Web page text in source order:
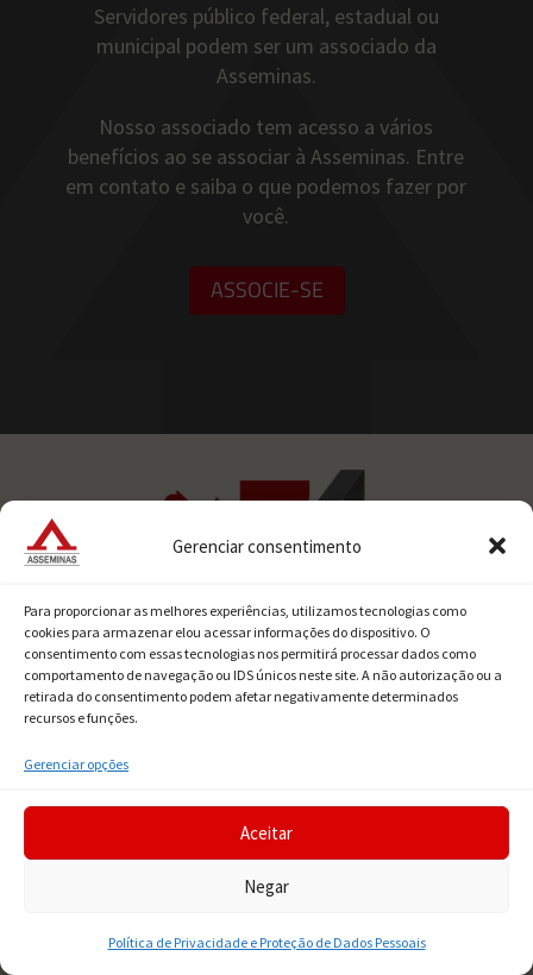
Gerenciar consentimento
Para proporcionar as melhores experiências, utilizamos tecnologias como
cookies para armazenar elou acessar informações do dispositivo. O
consentimento com essas tecnologias nos permitirá processar dados como
comportamento de navegação ou IDS únicos neste site. A não autorização ou a
retirada do consentimento podem afetar negativamente determinados
recursos e funções.
Gerenciar opções
Aceitar
Negar
Política de Privacidade e Proteção de Dados Pessoais
Servidores público federal, estadual ou
municipal podem ser um associado da
Asseminas.
Nosso associado tem acesso a vários
benefícios ao se associar à Asseminas. Entre
em contato e saiba o que podemos fazer por
você.
ASSOCIE-SE

Floresta, Belo Horizonte – MG, CEP
WhatsApp.: (31) 99765-5421